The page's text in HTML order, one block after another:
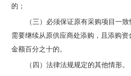
的；
（三）必须保证原有采购项目一
需要继续从原供应商处添购，且添购
金额百分之十的。
（四）法律法规规定的其他情形。